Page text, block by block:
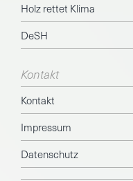
Holz rettet Klima
DeSH
Kontakt
Kontakt
Impressum
Datenschutz